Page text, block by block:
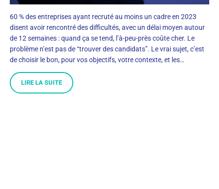
60 % des entreprises ayant recruté au moins un cadre en 2023
disent avoir rencontré des difficultés, avec un délai moyen autour
de 12 semaines : quand ça se tend, l’à-peu-près coûte cher. Le
problème n’est pas de “trouver des candidats”. Le vrai sujet, c’est
de choisir le bon, pour vos objectifs, votre contexte, et les…
LIRE LA SUITE